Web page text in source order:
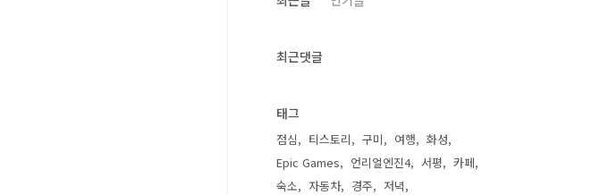
최근댓글
태그
점심 티스토리 구미 여행
화성
Epic Games
언리얼엔진4 서평
카페
숙소
자동차 경주
저녁